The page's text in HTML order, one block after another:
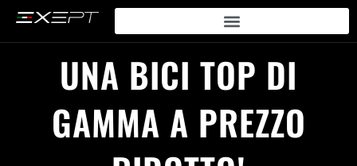
contenuto
UNA BICI TOP DI
GAMMA A PREZZO